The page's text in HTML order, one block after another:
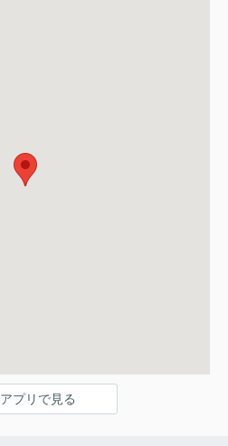
プリで見る